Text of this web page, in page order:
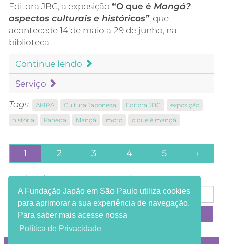
Editora JBC, a exposição “O que é Mangá?
aspectos culturais e históricos”, que
acontecede 14 de maio a 29 de junho, na
biblioteca.
Continue lendo
Serviço
Tags: AKIRA Cultura Japonesa Editora JBC
exposição
história
Kaneda Mangá moto o que é mangá
1 2 3 4 5 ›
Receba informações em seu e-mail:
A Fundação Japão em São Paulo utiliza cookies
para aprimorar a sua experiência de navegação.
Para saber mais acesse nossa
Política de Privacidade